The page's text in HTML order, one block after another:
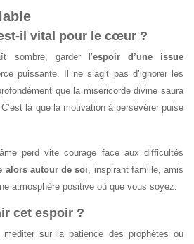
il vital pour le cœur ?
sombre, garder l’espoir d’une issue
puissante. Il ne s’agit pas d’ignorer les
que la miséricorde divine saura
là que la motivation à persévérer puise
perd vite courage face aux difficultés
alors autour de soi , inspirant famille, amis
atmosphère positive où que vous soyez.
cet espoir ?
sur la patience des prophètes ou